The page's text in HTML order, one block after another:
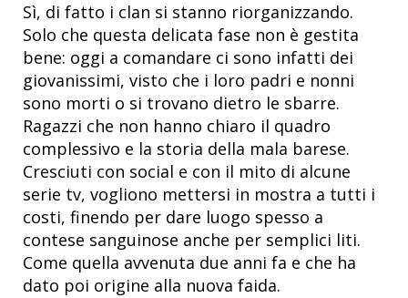
Sì, di fatto i clan si stanno riorganizzando.
Solo che questa delicata fase non è gestita
bene: oggi a comandare ci sono infatti dei
giovanissimi, visto che i loro padri e nonni
sono morti o si trovano dietro le sbarre.
Ragazzi che non hanno chiaro il quadro
complessivo e la storia della mala barese.
Cresciuti con social e con il mito di alcune
serie tv, vogliono mettersi in mostra a tutti i
costi, finendo per dare luogo spesso a
contese sanguinose anche per semplici liti.
Come quella avvenuta due anni fa e che ha
dato poi origine alla nuova faida.